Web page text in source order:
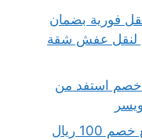
فورية بضمان
خصم لنقل عفش شقة
اثاث بالمزاحمية بـ20%خصم استفد من
لوري جامبو نقل عفش بالرياض مع خصم 100 ريال